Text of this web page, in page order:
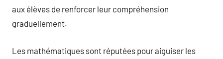
aux élèves de renforcer leur compréhension
graduellement.
Les mathématiques sont réputées pour aiguiser les